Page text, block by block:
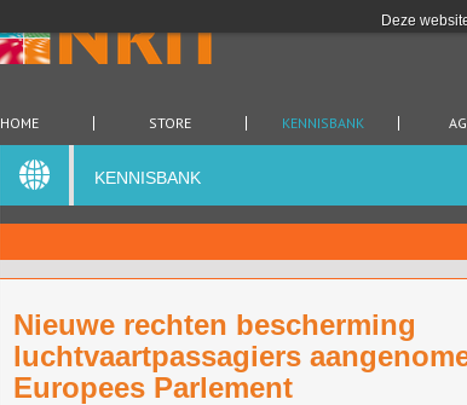
Deze
HOME STORE KENNISBANK
KENNISBANK
Nieuwe rechten bescherming
luchtvaartpassagiers
Europees Parlement